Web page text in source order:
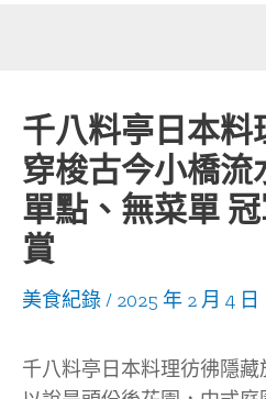
千八料亭日本料
穿梭古今小橋流
單點、無菜單
賞
美食紀錄/ 2025 年 2 月 4 日
千八料亭日本料理彷彿隱